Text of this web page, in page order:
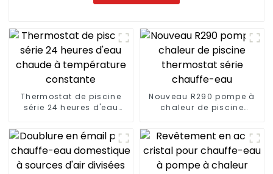
Thermostat de piscine
série 24 heures d'eau
constante
Nouveau R290 pompe à
chaleur de piscine